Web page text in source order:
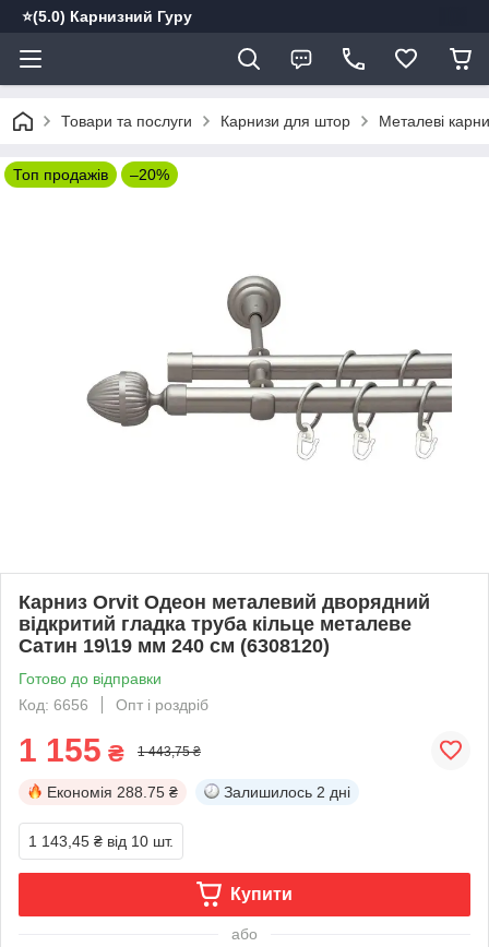
⭐️(5.0) Карнизний Гуру
Товари та послуги Карнизи для штор Металеві
Топ продажів –20%
Карниз Orvit Одеон металевий дворядний
відкритий гладка труба кільце металеве
Сатин 19\19 мм 240 см (6308120)
Готово до відправки
Код: 6656
Опт і роздріб
1 155 ₴ 1 443,75 ₴
Економія 288.75 ₴ Залишилось 2 дні
1 143,45 ₴ від 10 шт.
Купити
або